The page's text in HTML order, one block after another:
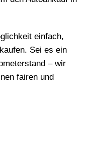
einfach,
Sei es ein
– wir
fairen und